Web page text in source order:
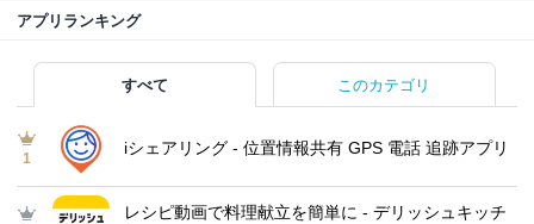
アプリランキング
すべて このカテゴリ
1
iシェアリング - 位置情報共有 GPS 電話 追跡アプリ
レシピ動画で料理献立を簡単‪に - デリッシュキッチ